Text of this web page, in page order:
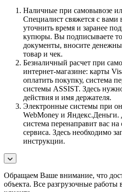
Наличные при самовывозе
Специалист свяжется с вами
уточнить время и заранее
купюры. Вы подписываете
документы, вносите
товар и чек.
Безналичный расчет при
интернет-магазине: карты
оплатить покупку, система
системы ASSIST. Здесь
действия и имя держателя.
Электронные системы при
WebMoney и
система перенаправит вас
сервиса. Здесь необходимо
инструкции.
Обращаем Ваше внимание, что
объекта. Все разгрузочные